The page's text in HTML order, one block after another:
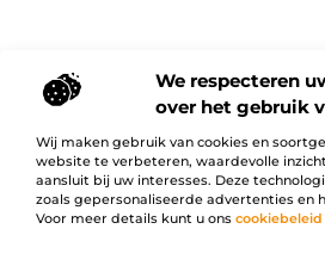
We respecteren
over het gebruik
Wij maken gebruik van cookies en
website te verbeteren, waardevolle
aansluit bij uw interesses. Deze
zoals gepersonaliseerde advertenties en
Voor meer details kunt u ons cookiebeleid